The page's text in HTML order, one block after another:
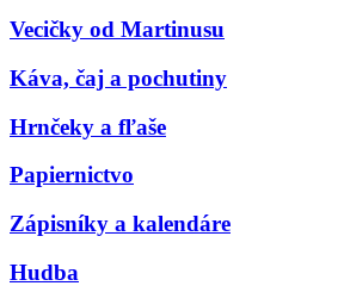
Vecičky od Martinusu
Káva, čaj a pochutiny
Hrnčeky a fľaše
Papiernictvo
Zápisníky a kalendáre
Hudba